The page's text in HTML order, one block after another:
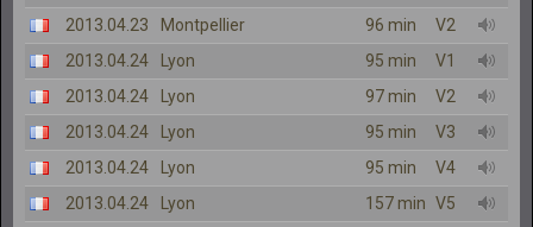
2013.04.23
Montpellier 96 min
V2
2013.04.24
Lyon 95 min
V1
2013.04.24
Lyon 97 min
V2
2013.04.24
Lyon 95 min
V3
2013.04.24
Lyon 95 min
V4
2013.04.24
Lyon 157 min V5